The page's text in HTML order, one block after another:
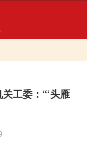
工委：“‘头雁